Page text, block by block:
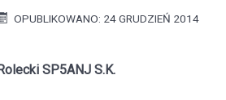
OPUBLIKOWANO: 24 GRUDZIEŃ 2014
SP5ANJ S.K.